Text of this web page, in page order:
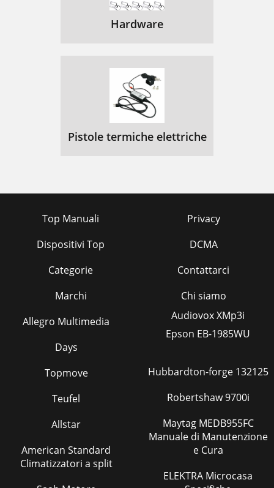
Hardware
Pistole termiche elettriche
Top Manuali
Dispositivi Top
Categorie
Marchi
Privacy
DCMA
Contattarci
Chi siamo
Allegro Multimedia
Days
Topmove
Teufel
Allstar
American Standard
Climatizzatori a split
Audiovox XMp3i
Epson EB-1985WU
Hubbardton-forge 132125
Robertshaw 9700i
Maytag MEDB955FC
Manuale di Manutenzione
e Cura
ELEKTRA Microcasa